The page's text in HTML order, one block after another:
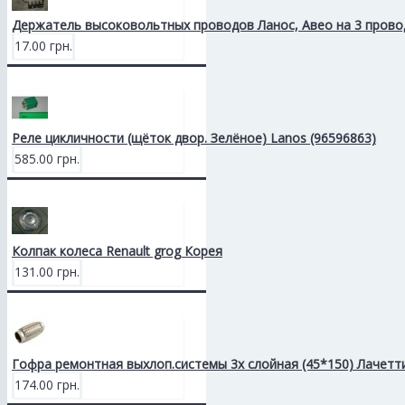
Держатель высоковольтных проводов Ланос, Авео на 3
17.00 грн.
Реле цикличности (щёток двор. Зелёное) Lanos (96596863)
585.00 грн.
Колпак колеса Renault grog Корея
131.00 грн.
Гофра ремонтная выхлоп.системы 3х слойная (45*150)
174.00 грн.